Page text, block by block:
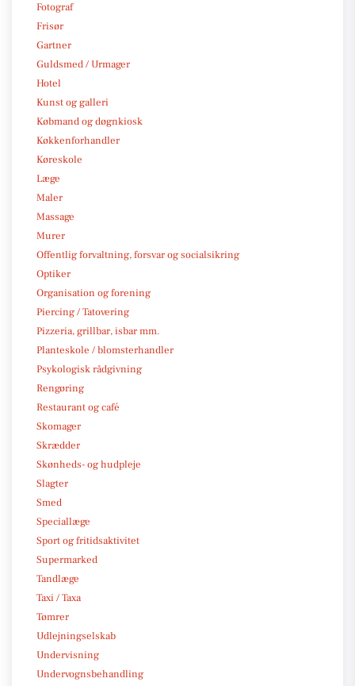
Fotograf
Frisør
Gartner
Guldsmed / Urmager
Hotel
Kunst og galleri
Købmand og døgnkiosk
Køkkenforhandler
Køreskole
Læge
Maler
Massage
Murer
Offentlig forvaltning, forsvar og socialsikring
Optiker
Organisation og forening
Piercing / Tatovering
Pizzeria, grillbar, isbar mm.
Planteskole / blomsterhandler
Psykologisk rådgivning
Rengøring
Restaurant og café
Skomager
Skrædder
Skønheds- og hudpleje
Slagter
Smed
Speciallæge
Sport og fritidsaktivitet
Supermarked
Tandlæge
Taxi / Taxa
Tømrer
Udlejningselskab
Undervisning
Undervognsbehandling